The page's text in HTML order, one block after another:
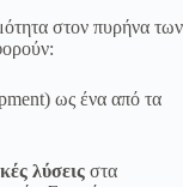
στον πυρήνα των
ως ένα από τα
λύσεις στα